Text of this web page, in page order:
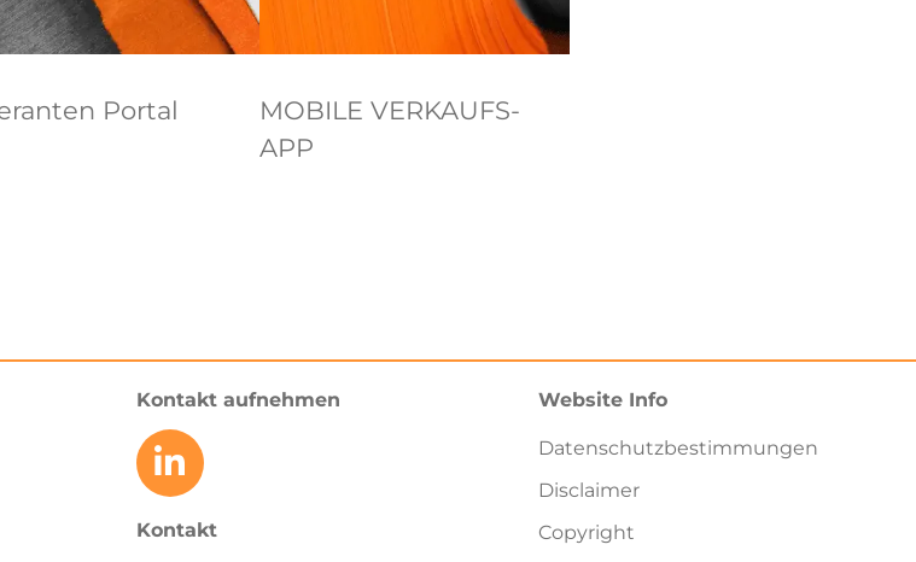
Portal
MOBILE VERKAUFS-
APP
Kontakt aufnehmen
Kontakt
Website Info
Datenschutzbestimmungen
Disclaimer
Copyright